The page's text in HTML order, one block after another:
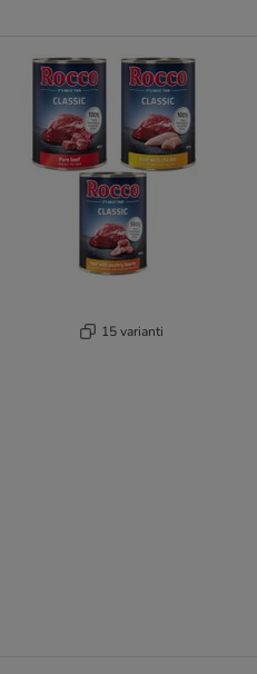
15 varianti